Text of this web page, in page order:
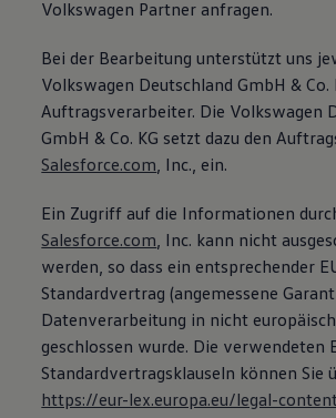
Magazin
Transport
Familie
Volkswagen R
Pannen- und Unfallhilfe
Volkswagen Kundenbetreuung
Volkswagen Partner anfragen.
Bei der Bearbeitung unterstützt uns
Volkswagen Deutschland GmbH & Co.
Auftragsverarbeiter. Die Volkswagen
GmbH & Co. KG setzt dazu den
Salesforce.com, Inc., ein.
Ein Zugriff auf die Informationen
Salesforce.com, Inc. kann nicht
werden, so dass ein entsprechender
Standardvertrag (angemessene
Datenverarbeitung in nicht
geschlossen wurde. Die verwendeten
Standardvertragsklauseln können Sie
https://eur-lex.europa.eu/legal-